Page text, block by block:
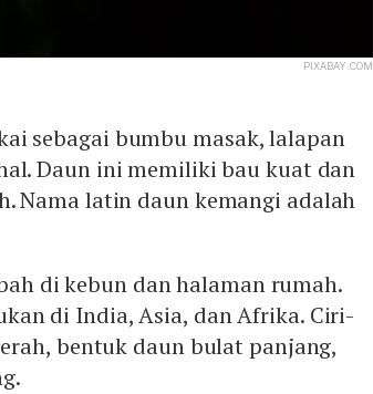
PIXABAY.COM
sebagai bumbu masak, lalapan
Daun ini memiliki bau kuat dan
Nama latin daun kemangi adalah
di kebun dan halaman rumah.
di India, Asia, dan Afrika. Ciri-
bentuk daun bulat panjang,